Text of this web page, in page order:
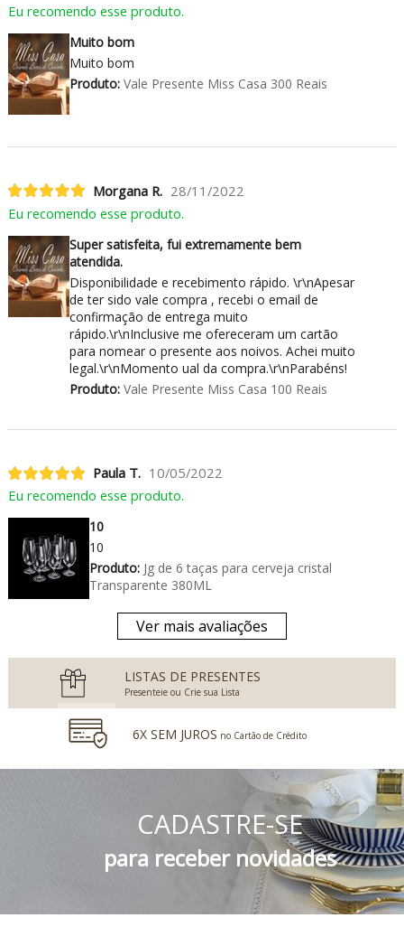
Eu recomendo esse produto.
Muito bom
Muito bom
Produto:Vale Presente Miss Casa 300 Reais
Morgana R. 28/11/2022
Eu recomendo esse produto.
Super satisfeita, fui extremamente bem
atendida.
Disponibilidade e recebimento rápido. \r\nApesar
de ter sido vale compra , recebi o email de
confirmação de entrega muito
rápido.\r\nInclusive me ofereceram um cartão
para nomear o presente aos noivos. Achei muito
legal.\r\nMomento ual da compra.\r\nParabéns!
Produto:Vale Presente Miss Casa 100 Reais
Paula T. 10/05/2022
Eu recomendo esse produto.
10
10
Produto:Jg de 6 taças para cerveja cristal
Transparente 380ML
Ver mais avaliações
LISTAS DE PRESENTES
Presenteie ou Crie sua Lista
6X SEM JUROS no Cartão de Crédito
no Boleto Bancário e PIX
FRETE GRÁTIS Consulte o Regulamento
CADASTRE-SE
para receber novidades